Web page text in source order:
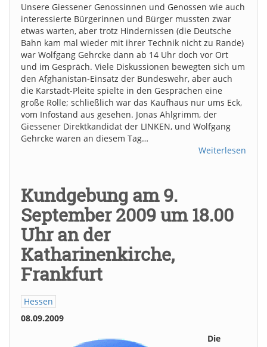
Unsere Giessener Genossinnen und Genossen wie auch
interessierte Bürgerinnen und Bürger mussten zwar
etwas warten, aber trotz Hindernissen (die Deutsche
Bahn kam mal wieder mit ihrer Technik nicht zu Rande)
war Wolfgang Gehrcke dann ab 14 Uhr doch vor Ort
und im Gespräch. Viele Diskussionen bewegten sich um
den Afghanistan-Einsatz der Bundeswehr, aber auch
die Karstadt-Pleite spielte in den Gesprächen eine
große Rolle; schließlich war das Kaufhaus nur ums Eck,
vom Infostand aus gesehen. Jonas Ahlgrimm, der
Giessener Direktkandidat der LINKEN, und Wolfgang
Gehrcke waren an diesem Tag…
Weiterlesen
Kundgebung am 9.
September 2009 um 18.00
Uhr an der
Katharinenkirche,
Frankfurt
Hessen
08.09.2009
Die